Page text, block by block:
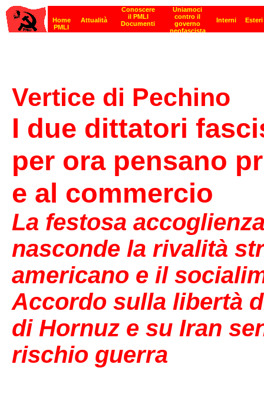
Vertice di Pechino
I due dittatori
per ora pensano
e al commercio
La festosa
nasconde la rivalità
americano e il
Accordo sulla libertà
di Hornuz e su Iran
rischio guerra